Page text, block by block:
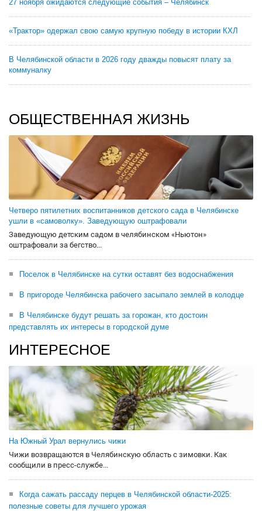
27 ноября ожидаются следующие события – Челябинск
«Трактор» одержал свою самую крупную победу в истории КХЛ
В Челябинской области в 2026 году дважды повысят плату за
коммуналку
ОБЩЕСТВЕННАЯ ЖИЗНЬ
Четверо пятилетних воспитанников детского сада в Челябинске
ушли в «самоволку». Заведующую оштрафовали
Заведующую детским садом в челябинском «Ньютон»
оштрафовали за бегство...
Поселок в Челябинске на сутки оставят без водоснабжения
В пригороде Челябинска рабочего засыпало землей в колодце
В Челябинске будут решать за горожан, кто достоин
представлять их интересы в городской думе
ИНТЕРЕСНОЕ
На Южный Урал вернулись чижи
Чижи возвращаются в Челябинскую область с зимовки. Как
сообщили в пресс-службе...
Когда сажать рассаду перцев в Челябинской области-2025:
полезные советы для лучшего урожая